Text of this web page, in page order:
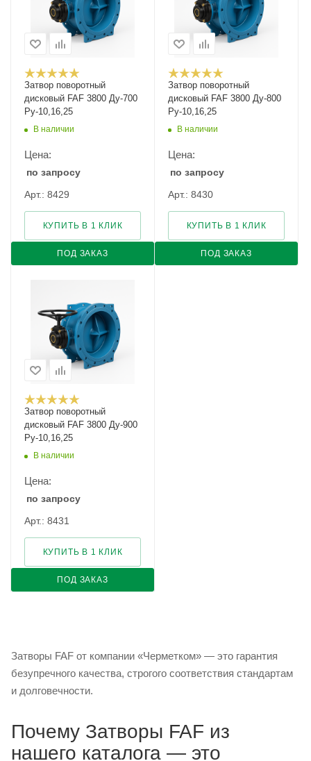
Затвор поворотный
дисковый FAF 3800 Ду-700
Ру-10,16,25
В наличии
Цена:
по запросу
Арт.: 8429
ПОД ЗАКАЗ
КУПИТЬ В 1 КЛИК
Затвор поворотный
дисковый FAF 3800 Ду-800
Ру-10,16,25
В наличии
Цена:
по запросу
Арт.: 8430
ПОД ЗАКАЗ
КУПИТЬ В 1 КЛИК
Затвор поворотный
дисковый FAF 3800 Ду-900
Ру-10,16,25
В наличии
Цена:
по запросу
Арт.: 8431
ПОД ЗАКАЗ
КУПИТЬ В 1 КЛИК
Затворы FAF от компании «Черметком» — это гарантия
безупречного качества, строгого соответствия стандартам
и долговечности.
Почему Затворы FAF из
нашего каталога — это